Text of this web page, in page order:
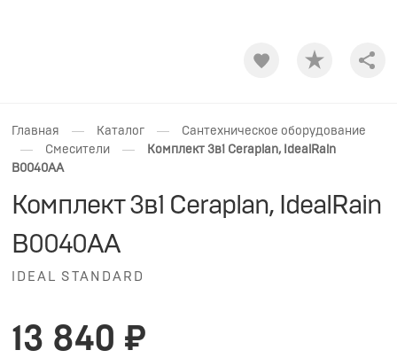
Главная — Каталог — Сантехническое оборудование
— Смесители —
Комплект 3в1 Ceraplan, IdealRain
B0040AA
Комплект 3в1 Ceraplan, IdealRain
B0040AA
IDEAL STANDARD
13 840 ₽